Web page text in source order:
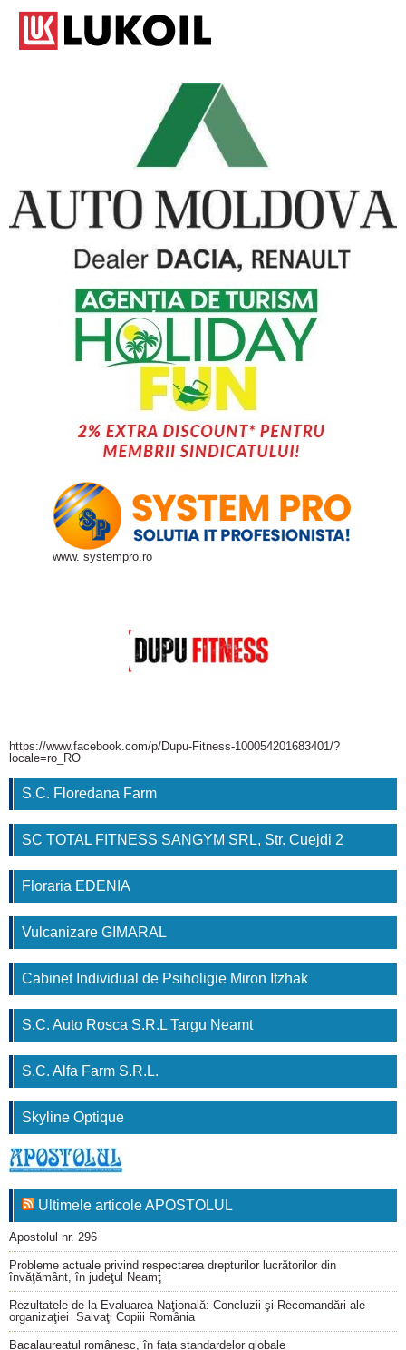
www. systempro.ro
https://www.facebook.com/p/Dupu-Fitness-100054201683401/?
locale=ro_RO
S.C. Floredana Farm
SC TOTAL FITNESS SANGYM SRL, Str. Cuejdi 2
Floraria EDENIA
Vulcanizare GIMARAL
Cabinet Individual de Psiholigie Miron Itzhak
S.C. Auto Rosca S.R.L Targu Neamt
S.C. Alfa Farm S.R.L.
Skyline Optique
Ultimele articole APOSTOLUL
Apostolul nr. 296
Probleme actuale privind respectarea drepturilor lucrătorilor din
învăţământ, în judeţul Neamţ
Rezultatele de la Evaluarea Naţională: Concluzii şi Recomandări ale
organizaţiei Salvaţi Copiii România
Bacalaureatul românesc, în faţa standardelor globale